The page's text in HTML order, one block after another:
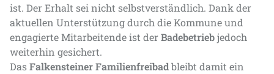
ist. Der Erhalt sei nicht selbstverständlich. Dank der
aktuellen Unterstützung durch die Kommune und
engagierte Mitarbeitende ist der Badebetriebjedoch
weiterhin gesichert.
DasFalkensteiner Familienfreibadbleibt damit ein